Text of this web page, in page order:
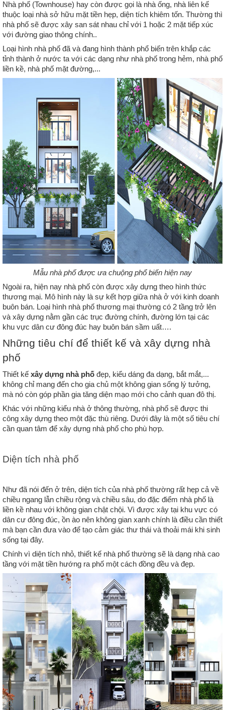
Nhà phố (Townhouse) hay còn được gọi là nhà ống, nhà liên kế
thuộc loại nhà sở hữu mặt tiền hẹp, diện tích khiêm tốn. Thường thì
nhà phố sẽ được xây san sát nhau chỉ với 1 hoặc 2 mặt tiếp xúc
với đường giao thông chính..
Loại hình nhà phố đã và đang hình thành phổ biến trên khắp các
tỉnh thành ở nước ta với các dạng như nhà phố trong hẻm, nhà phố
liền kề, nhà phố mặt đường,...
Mẫu nhà phố được ưa chuộng phổ biến hiện nay
Ngoài ra, hiện nay nhà phố còn được xây dựng theo hình thức
thương mại. Mô hình này là sự kết hợp giữa nhà ở với kinh doanh
buôn bán. Loại hình nhà phố thương mại thường có 2 tầng trở lên
và xây dựng nằm gần các trục đường chính, đường lớn tại các
khu vực dân cư đông đúc hay buôn bán sầm uất….
Những tiêu chí để thiết kế và xây dựng nhà
phố
Thiết kế xây dựng nhà phố đẹp, kiểu dáng đa dạng, bắt mắt,...
không chỉ mang đến cho gia chủ một không gian sống lý tưởng,
mà nó còn góp phần gia tăng diện mạo mới cho cảnh quan đô thị.
Khác với những kiểu nhà ở thông thường, nhà phố sẽ được thi
công xây dựng theo một đặc thù riêng. Dưới đây là một số tiêu chí
cần quan tâm để xây dựng nhà phố cho phù hợp.
Diện tích nhà phố
Như đã nói đến ở trên, diện tích của nhà phố thường rất hẹp cả về
chiều ngang lẫn chiều rộng và chiều sâu, do đặc điểm nhà phố là
liền kề nhau với không gian chật chội. Vì được xây tại khu vực có
dân cư đông đúc, ồn ào nên không gian xanh chính là điều cần thiết
mà bạn cần đưa vào để tạo cảm giác thư thái và thoải mái khi sinh
sống tại đây.
Chính vì diện tích nhỏ, thiết kế nhà phố thường sẽ là dạng nhà cao
tầng với mặt tiền hướng ra phố một cách đồng đều và đẹp.